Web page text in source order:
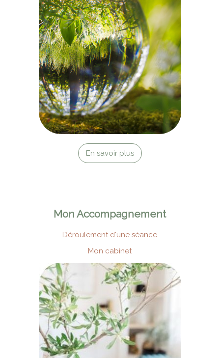
En savoir plus
Mon Accompagnement
Déroulement d'une séance
Mon cabinet